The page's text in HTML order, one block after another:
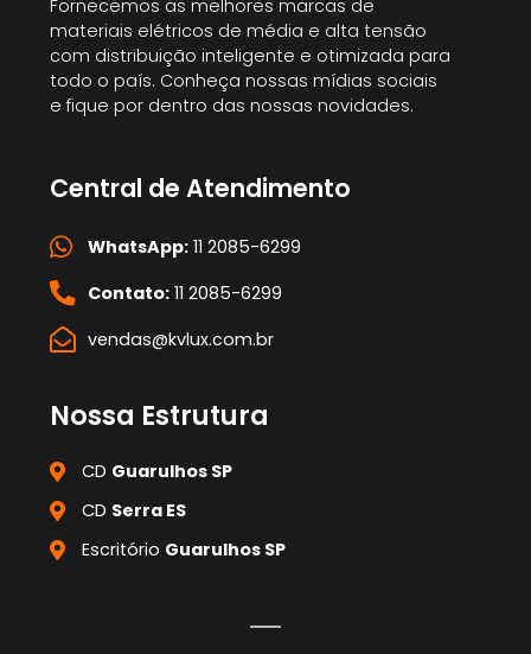
Fornecemos as melhores marcas de
materiais elétricos de média e alta tensão
com distribuição inteligente e otimizada para
todo o país. Conheça nossas mídias sociais
e fique por dentro das nossas novidades.
Central de Atendimento
WhatsApp:11 2085-6299
Contato:11 2085-6299
vendas@kvlux.com.br
Nossa Estrutura
CD Guarulhos SP
CD Serra ES
Escritório Guarulhos SP